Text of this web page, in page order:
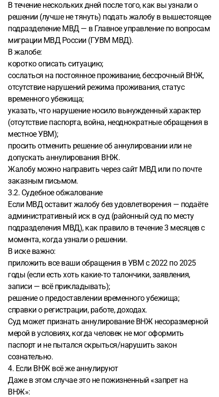
В течение нескольких дней после того, как вы узнали о
решении (лучше не тянуть) подать жалобу в вышестоящее
подразделение МВД — в Главное управление по вопросам
миграции МВД России (ГУВМ МВД).
В жалобе:
коротко описать ситуацию;
сослаться на постоянное проживание, бессрочный ВНЖ,
отсутствие нарушений режима проживания, статус
временного убежища;
указать, что нарушение носило вынужденный характер
(отсутствие паспорта, война, неоднократные обращения в
местное УВМ);
просить отменить решение об аннулировании или не
допускать аннулирования ВНЖ.
Жалобу можно направить через сайт МВД или по почте
заказным письмом.
3.2. Судебное обжалование
Если МВД оставит жалобу без удовлетворения — подаёте
административный иск в суд (районный суд по месту
подразделения МВД), как правило в течение 3 месяцев с
момента, когда узнали о решении.
В иске важно:
приложить все ваши обращения в УВМ с 2022 по 2025
годы (если есть хоть какие‑то талончики, заявления,
записи — всё прикладывать);
решение о предоставлении временного убежища;
справки о регистрации, работе, доходах.
Суд может признать аннулирование ВНЖ несоразмерной
мерой в условиях, когда человек не мог оформить
паспорт и не пытался скрыться/нарушить закон
сознательно.
4. Если ВНЖ всё же аннулируют
Даже в этом случае это не пожизненный «запрет на
ВНЖ»: